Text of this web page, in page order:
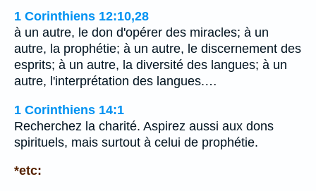
1 Corinthiens 12:10,28
à un autre, le don d'opérer des miracles; à un
autre, la prophétie; à un autre, le discernement des
esprits; à un autre, la diversité des langues; à un
autre, l'interprétation des langues.…
1 Corinthiens 14:1
Recherchez la charité. Aspirez aussi aux dons
spirituels, mais surtout à celui de prophétie.
*etc: